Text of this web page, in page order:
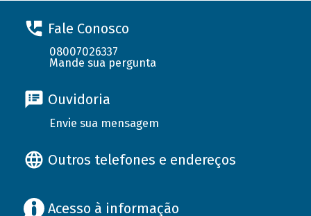
Fale Conosco
08007026337
Mande sua pergunta
Ouvidoria
Envie sua mensagem
Outros telefones e endereços
Acesso à informação